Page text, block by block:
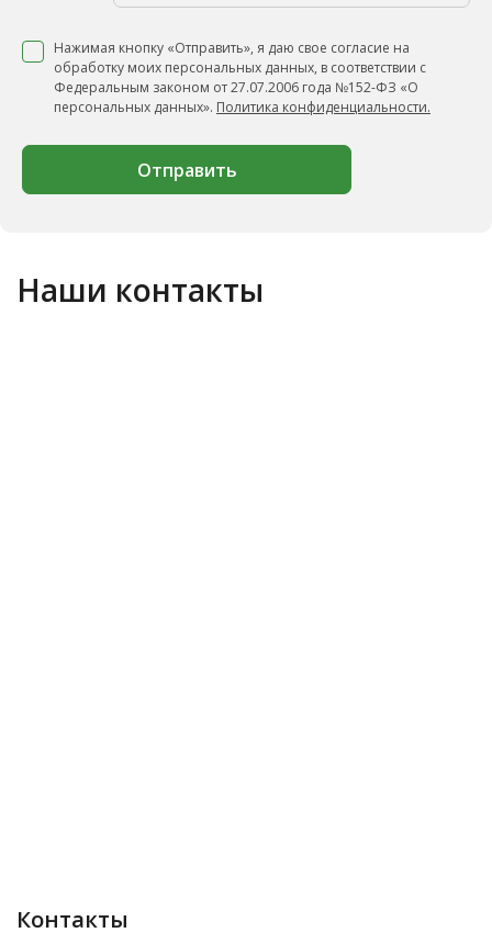
Нажимая кнопку «Отправить», я даю свое согласие на
обработку моих персональных данных, в соответствии с
Федеральным законом от 27.07.2006 года №152-ФЗ «О
персональных данных». Политика конфиденциальности.
Отправить
Наши контакты
Контакты